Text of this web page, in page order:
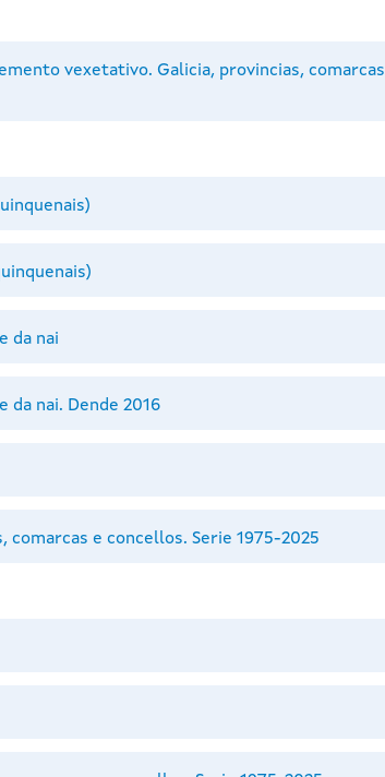
vexetativo. Galicia, provincias, comarcas
da nai
da nai. Dende 2016
comarcas e concellos. Serie 1975-2025